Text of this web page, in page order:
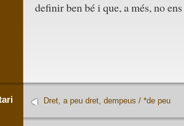
definir ben bé i que, a més, no
Dret, a peu dret, dempeus / *de peu